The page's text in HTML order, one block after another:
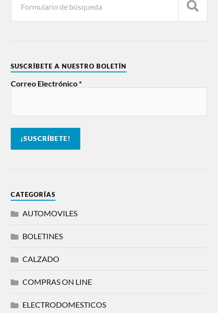
SUSCRÍBETE A NUESTRO BOLETÍN
Correo Electrónico*
CATEGORÍAS
AUTOMOVILES
BOLETINES
CALZADO
COMPRAS ON LINE
ELECTRODOMESTICOS